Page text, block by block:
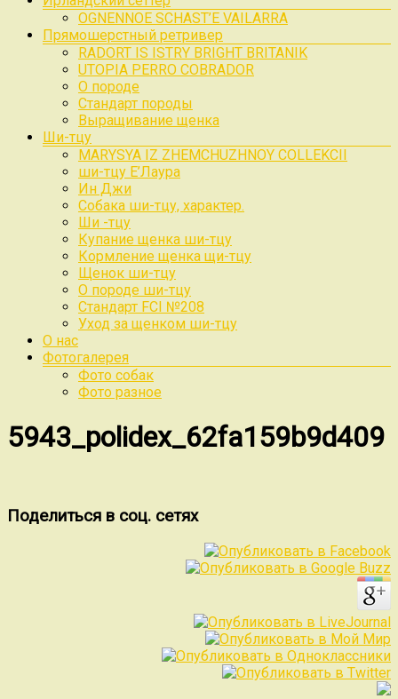
OGNENNOE SCHAST’E VAILARRA
Прямошерстный ретривер
RADORT IS ISTRY BRIGHT BRITANIK
UTOPIA PERRO COBRADOR
О породе
Стандарт породы
Выращивание щенка
Ши-тцу
MARYSYA IZ ZHEMCHUZHNOY COLLEKCII
ши-тцу Е’Лаура
Ин Джи
Собака ши-тцу, характер.
Ши -тцу
Купание щенка ши-тцу
Кормление щенка щи-тцу
Щенок ши-тцу
О породе ши-тцу
Стандарт FCI №208
Уход за щенком ши-тцу
О нас
Фотогалерея
Фото собак
Фото разное
5943_polidex_62fa159b9d409
Поделиться в соц. сетях